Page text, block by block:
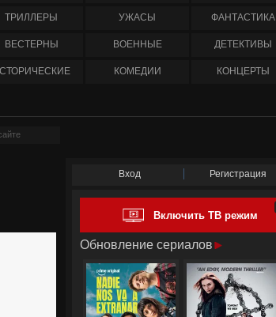
ТРИЛЛЕРЫ УЖАСЫ ФАНТАСТИКА
ВЕСТЕРНЫ ВОЕННЫЕ ДЕТЕКТИВЫ
КОМЕДИИ КОНЦЕРТЫ
Вход Регистрация
Включить ТВ режим
Обновление сериалов